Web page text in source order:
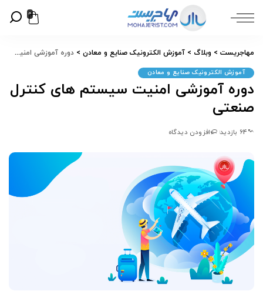
0
مهاجریست > وبلاگ > آموزش الکترونیک صنایع و معادن > دوره آموزشی امنیت سیستم های کنترل صنعتی
آموزش الکترونیک صنایع و معادن
دوره آموزشی امنیت سیستم های کنترل
صنعتی
64 بازدید افزودن دیدگاه